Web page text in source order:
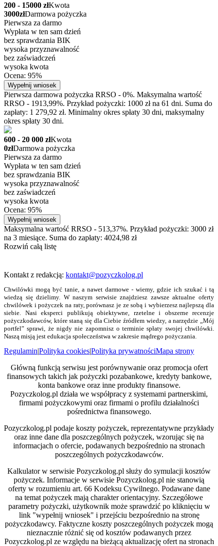
200 - 15000 złKwota
3000złDarmowa pożyczka
Pierwsza za darmo
Wypłata w ten sam dzień
bez sprawdzania BIK
wysoka przyznawalność
bez zaświadczeń
wysoka kwota
Ocena: 95%
Wypełnij wniosek
Pierwsza darmowa pożyczka RRSO - 0%. Maksymalna wartość
RRSO - 1913,99%. Przykład pożyczki: 1000 zł na 61 dni. Suma do
zapłaty: 1 279,92 zł. Minimalny okres spłaty 30 dni, maksymalny
okres spłaty 30 dni.
600 - 20 000 złKwota
0złDarmowa pożyczka
Pierwsza za darmo
Wypłata w ten sam dzień
bez sprawdzania BIK
wysoka przyznawalność
bez zaświadczeń
wysoka kwota
Ocena: 95%
Wypełnij wniosek
Maksymalna wartość RRSO - 513,37%. Przykład pożyczki: 3000 zł
na 3 miesiące. Suma do zapłaty: 4024,98 zł
Rozwiń całą listę
Kontakt z redakcją: kontakt@pozyczkolog.pl
Chwilówki mogą być tanie, a nawet darmowe - wiemy, gdzie ich szukać i tą
wiedzą się dzielimy. W naszym serwisie znajdziesz zawsze aktualne oferty
chwilówek i pożyczek na raty, porównasz je ze sobą i wybierzesz najlepszą dla
siebie. Nasi eksperci publikują obiektywne, rzetelne i obszerne recenzje
pożyczkodawców, które staną się dla Ciebie źródłem wiedzy, a narzędzie „Mój
portfel” sprawi, że nigdy nie zapomnisz o terminie spłaty swojej chwilówki.
Naszą misją jest edukacja społeczeństwa w zakresie mądrego pożyczania.
Regulamin|Polityka cookies|Polityka prywatnościMapa strony
Główną funkcją serwisu jest porównywanie oraz promocja ofert
finansowych takich jak pożyczki pozabankowe, kredyty bankowe,
konta bankowe oraz inne produkty finansowe.
Pozyczkolog.pl działa we współpracy z systemami partnerskimi,
firmami pożyczkowymi oraz firmami o profilu działalności
pośrednictwa finansowego.
Pozyczkolog.pl podaje koszty pożyczek, reprezentatywne przykłady
oraz inne dane dla poszczególnych pożyczek, wzorując się na
informacjach o ofercie, podawanych bezpośrednio na stronach
poszczególnych pożyczkodawców.
Kalkulator w serwisie Pozyczkolog.pl służy do symulacji kosztów
pożyczek. Informacje w serwisie Pozyczkolog.pl nie stanowią
oferty w rozumieniu art. 66 Kodeksu Cywilnego. Podawane dane
na temat pożyczek mają charakter orientacyjny. Szczegółowe
parametry pożyczki, użytkownik może sprawdzić po kliknięciu w
link "wypełnij wniosek" i przejściu bezpośrednio na stronę
pożyczkodawcy. Faktyczne koszty poszczególnych pożyczek mogą
nieznacznie różnić się od kosztów podawanych przez
Pozyczkolog.pl ze względu na bieżącą aktualizację ofert na stronach